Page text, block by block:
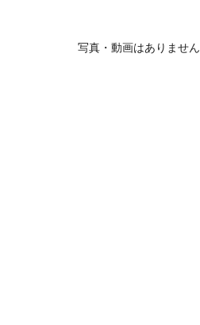
写真・動画はありません